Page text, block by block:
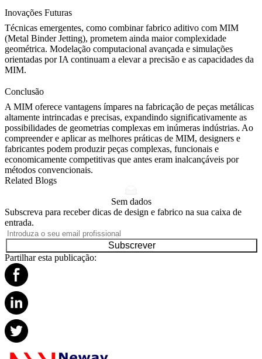
Inovações Futuras
Técnicas emergentes, como combinar fabrico aditivo com MIM
(Metal Binder Jetting), prometem ainda maior complexidade
geométrica. Modelação computacional avançada e simulações
orientadas por IA continuam a elevar a precisão e as capacidades da
MIM.
Conclusão
A MIM oferece vantagens ímpares na fabricação de peças metálicas
altamente intrincadas e precisas, expandindo significativamente as
possibilidades de geometrias complexas em inúmeras indústrias. Ao
compreender e aplicar as melhores práticas de MIM, designers e
fabricantes podem produzir peças complexas, funcionais e
economicamente competitivas que antes eram inalcançáveis por
métodos convencionais.
Related Blogs
Sem dados
Subscreva para receber dicas de design e fabrico na sua caixa de
entrada.
Subscrever
Partilhar esta publicação: